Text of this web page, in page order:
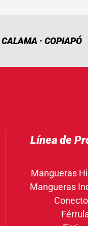
· COPIAPÓ
Línea de
Mangueras
Mangueras